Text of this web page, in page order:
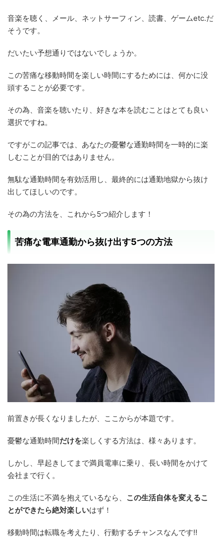
音楽を聴く、メール、ネットサーフィン、読書、ゲームetc.だ
そうです。
だいたい予想通りではないでしょうか。
この苦痛な移動時間を楽しい時間にするためには、何かに没
頭することが必要です。
その為、音楽を聴いたり、好きな本を読むことはとても良い
選択ですね。
ですがこの記事では、あなたの憂鬱な通勤時間を一時的に楽
しむことが目的ではありません。
無駄な通勤時間を有効活用し、最終的には通勤地獄から抜け
出してほしいのです。
その為の方法を、これから5つ紹介します！
苦痛な電車通勤から抜け出す5つの方法
前置きが長くなりましたが、ここからが本題です。
憂鬱な通勤時間だけを楽しくする方法は、様々あります。
しかし、早起きしてまで満員電車に乗り、長い時間をかけて
会社まで行く。
この生活に不満を抱えているなら、 この生活自体を変えるこ
とができたら絶対楽しいはず！
移動時間は転職を考えたり、行動するチャンスなんです‼